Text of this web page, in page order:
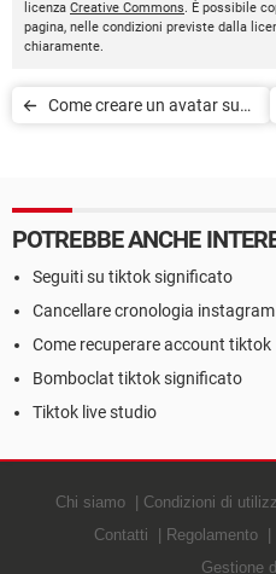
licenza Creative Commons. È possibile
pagina, nelle condizioni previste dalla
chiaramente.
Come creare un avatar su
POTREBBE ANCHE
Seguiti su tiktok significato
Cancellare cronologia instagram
Come recuperare account tiktok
Bomboclat tiktok significato
Tiktok live studio
Chi siamo Condizioni di
Contatti
Regolamento
Gestione